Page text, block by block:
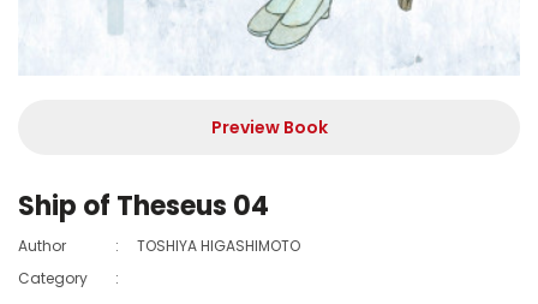
Preview Book
Ship of Theseus 04
Author :
TOSHIYA HIGASHIMOTO
Category
: